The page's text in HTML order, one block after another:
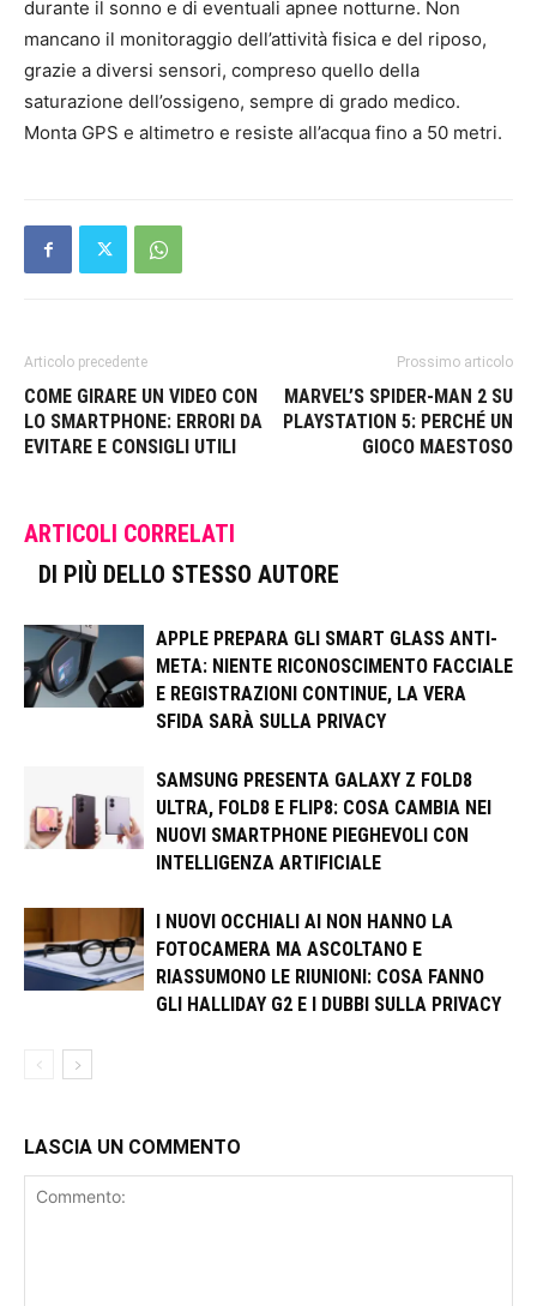
durante il sonno e di eventuali apnee notturne. Non
mancano il monitoraggio dell’attività fisica e del riposo,
grazie a diversi sensori, compreso quello della
saturazione dell’ossigeno, sempre di grado medico.
Monta GPS e altimetro e resiste all’acqua fino a 50 metri.
Articolo precedente
COME GIRARE UN VIDEO CON
LO SMARTPHONE: ERRORI DA
EVITARE E CONSIGLI UTILI
Prossimo articolo
MARVEL’S SPIDER-MAN 2 SU
PLAYSTATION 5: PERCHÉ UN
GIOCO MAESTOSO
ARTICOLI CORRELATI
DI PIÙ DELLO STESSO AUTORE
APPLE PREPARA GLI SMART GLASS ANTI-
META: NIENTE RICONOSCIMENTO FACCIALE
E REGISTRAZIONI CONTINUE, LA VERA
SFIDA SARÀ SULLA PRIVACY
SAMSUNG PRESENTA GALAXY Z FOLD8
ULTRA, FOLD8 E FLIP8: COSA CAMBIA NEI
NUOVI SMARTPHONE PIEGHEVOLI CON
INTELLIGENZA ARTIFICIALE
I NUOVI OCCHIALI AI NON HANNO LA
FOTOCAMERA MA ASCOLTANO E
RIASSUMONO LE RIUNIONI: COSA FANNO
GLI HALLIDAY G2 E I DUBBI SULLA PRIVACY
LASCIA UN COMMENTO